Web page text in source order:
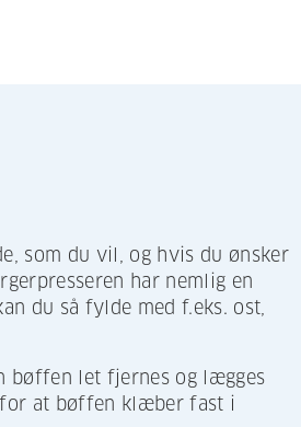
som du vil, og hvis du ønsker
har nemlig en
du så fylde med f.eks. ost,
bøffen let fjernes og lægges
for at bøffen klæber fast i